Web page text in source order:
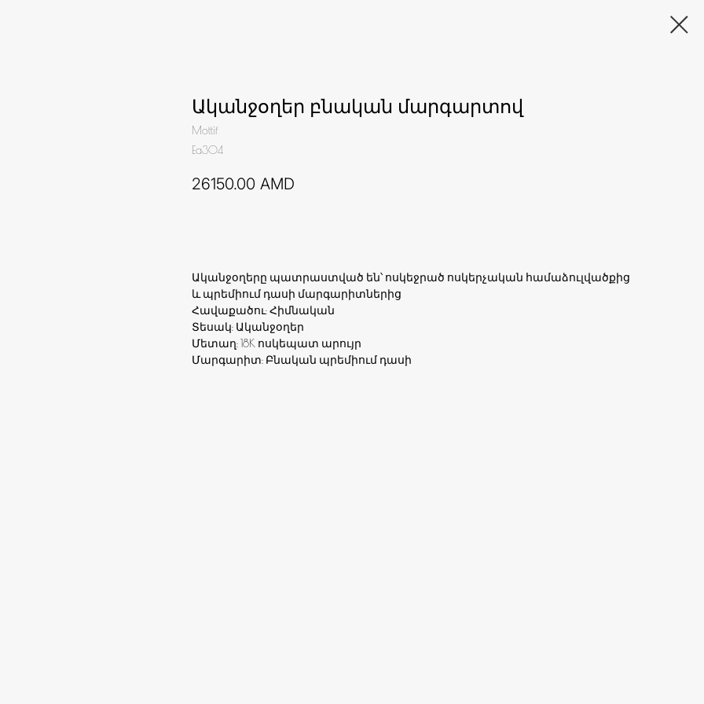
Ականջօղեր բնական մարգարտով
Mottif
Ea304
26150.00 AMD
Ականջօղերը պատրաստված են՝ ոսկեջրած ոսկերչական համաձուլվածքից
և պրեմիում դասի մարգարիտներից
Հավաքածու: Հիմնական
Տեսակ: Ականջօղեր
Մետաղ: 18K ոսկեպատ արույր
Մարգարիտ: Բնական պրեմիում դասի